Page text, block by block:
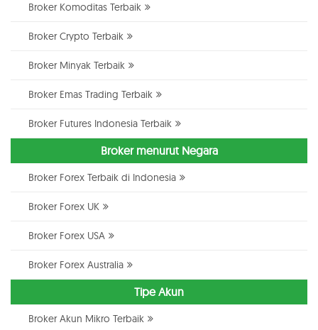
Broker Komoditas Terbaik
Broker Crypto Terbaik
Broker Minyak Terbaik
Broker Emas Trading Terbaik
Broker Futures Indonesia Terbaik
Broker menurut Negara
Broker Forex Terbaik di Indonesia
Broker Forex UK
Broker Forex USA
Broker Forex Australia
Tipe Akun
Broker Akun Mikro Terbaik